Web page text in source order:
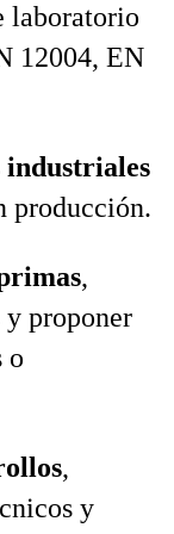
laboratorio
12004, EN
producción.
,
y proponer
o
,
y